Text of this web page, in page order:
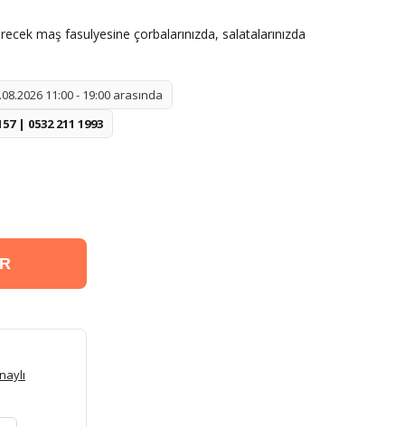
maş fasulyesine çorbalarınızda, salatalarınızda
11:00 - 19:00 arasında
| 0532 211 1993